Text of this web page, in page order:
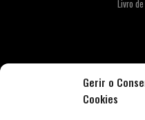
Gerir o
Cookies
Livro